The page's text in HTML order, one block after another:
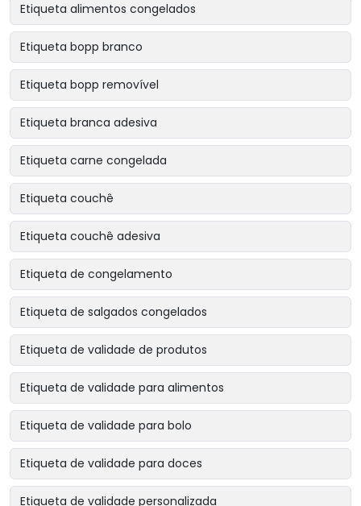
Etiqueta alimentos congelados
Etiqueta bopp branco
Etiqueta bopp removível
Etiqueta branca adesiva
Etiqueta carne congelada
Etiqueta couchê
Etiqueta couchê adesiva
Etiqueta de congelamento
Etiqueta de salgados congelados
Etiqueta de validade de produtos
Etiqueta de validade para alimentos
Etiqueta de validade para bolo
Etiqueta de validade para doces
Etiqueta de validade personalizada